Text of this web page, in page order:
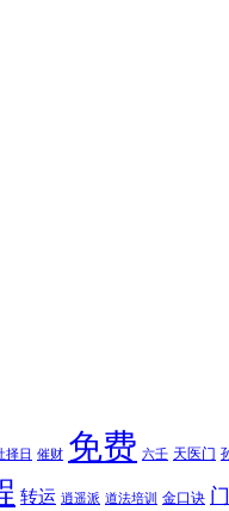
择日 催财 免费 六壬 天医门
转运 逍遥派 道法培训 金口诀